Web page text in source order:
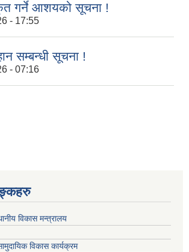
गर्ने आशयको सूचना !
- 17:55
सम्बन्धी सूचना !
- 07:16
विकास मन्त्रालय
विकास कार्यक्रम